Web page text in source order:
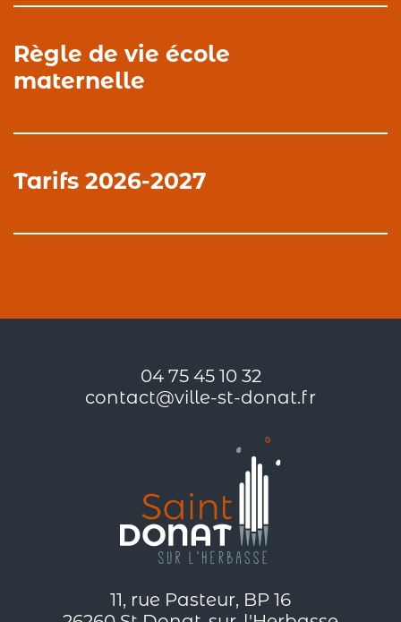
Règle de vie école
maternelle
Tarifs 2026-2027
04 75 45 10 32
contact@ville-st-donat.fr
11, rue Pasteur, BP 16